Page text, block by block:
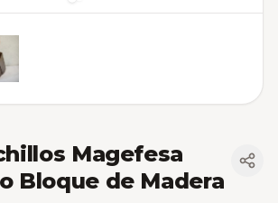
Magefesa
Bloque de Madera